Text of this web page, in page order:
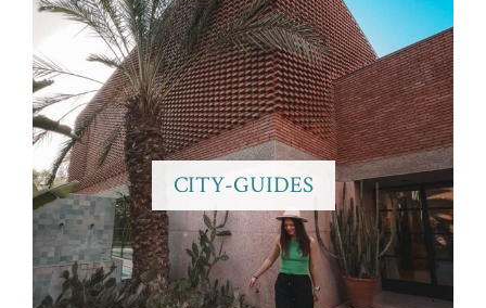
CITY-GUIDES